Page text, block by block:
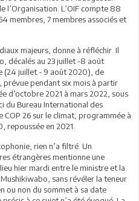
l’Organisation. L’OIF compte 88
membres, 7 membres associés et
majeurs, donne à réfléchir. Il
décalés au 23 juillet -8 août
(24 juillet - 9 août 2020), de
prévue pendant six mois à partir
d’octobre 2021 à mars 2022, sous
du Bureau International des
COP 26 sur le climat, programmée à
repoussée en 2021.
rien n’a filtré. Un
étrangères mentionne une
hier mardi entre le ministre et la
sans révéler la teneur
ou non du sommet à sa date